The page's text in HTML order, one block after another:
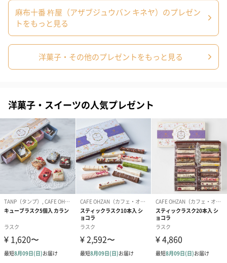
麻布十番 杵屋（アザブジュウバン キネヤ）のプレゼン
トをもっと見る
洋菓子・その他のプレゼントをもっと見る
洋菓子・スイーツの人気プレゼント